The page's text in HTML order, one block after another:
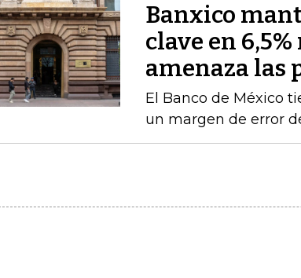
Banxico
clave en
amenaza las
El Banco de México
un margen de error